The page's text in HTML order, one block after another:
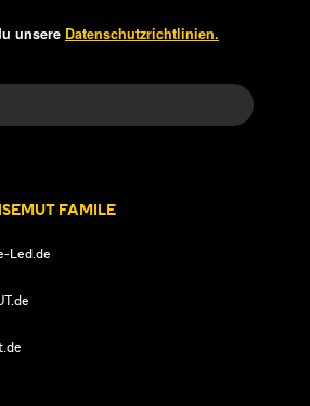
unsere Datenschutzrichtlinien.
FAMILE
Led.de